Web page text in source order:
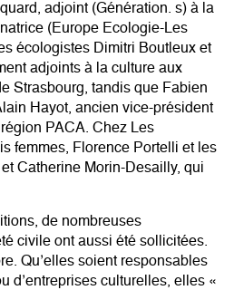
adjoint (Génération. s) à la
(Europe Ecologie-Les
écologistes Dimitri Boutleux et
adjoints à la culture aux
Strasbourg, tandis que Fabien
Hayot, ancien vice-président
PACA. Chez Les
femmes, Florence Portelli et les
Catherine Morin-Desailly, qui
de nombreuses
civile ont aussi été sollicitées.
Qu’elles soient responsables
d’entreprises culturelles, elles «